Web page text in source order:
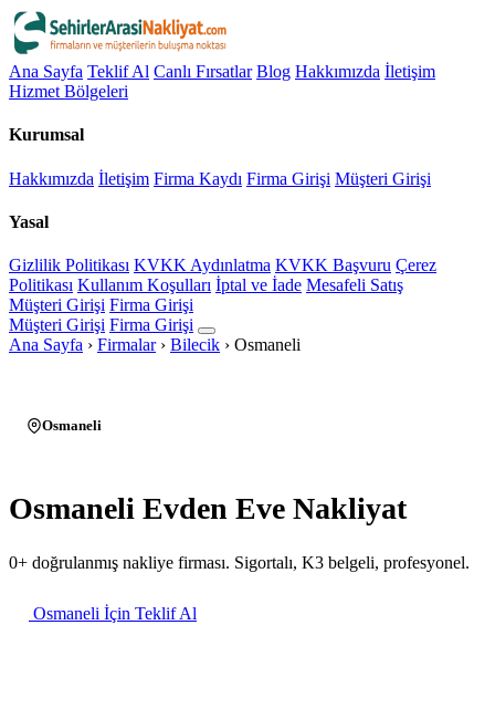
Ana Sayfa Teklif Al Canlı Fırsatlar Blog Hakkımızda İletişim
Hizmet Bölgeleri
Kurumsal
Hakkımızda İletişim Firma Kaydı Firma Girişi Müşteri Girişi
Yasal
Gizlilik Politikası KVKK Aydınlatma KVKK Başvuru Çerez
Politikası Kullanım Koşulları İptal ve İade Mesafeli Satış
Müşteri Girişi Firma Girişi
Müşteri Girişi Firma Girişi
Ana Sayfa › Firmalar › Bilecik › Osmaneli
Osmaneli
Osmaneli Evden Eve Nakliyat
0+ doğrulanmış nakliye firması. Sigortalı, K3 belgeli, profesyonel.
Osmaneli İçin Teklif Al